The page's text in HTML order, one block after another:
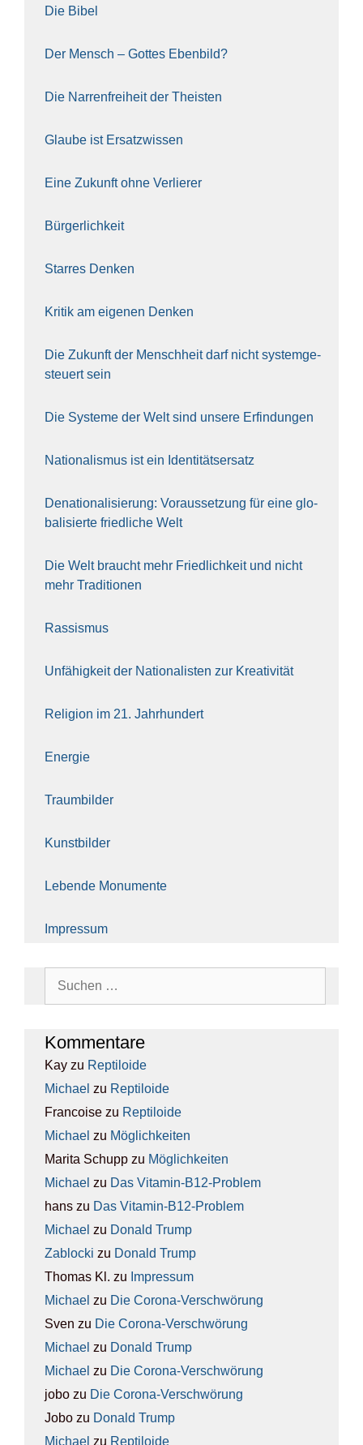
Die Bibel
Der Mensch – Got­tes Eben­bild?
Die Nar­ren­frei­heit der The­is­ten
Glau­be ist Ersatz­wis­sen
Eine Zukunft ohne Ver­lie­rer
Bür­ger­lich­keit
Star­res Den­ken
Kri­tik am eige­nen Den­ken
Die Zukunft der Mensch­heit darf nicht sys­tem­ge­
steu­ert sein
Die Sys­te­me der Welt sind unse­re Erfin­dun­gen
Natio­na­lis­mus ist ein Iden­ti­täts­er­satz
Dena­tio­na­li­sie­rung: Vor­aus­set­zung für eine glo­
ba­li­sier­te fried­li­che Welt
Die Welt braucht mehr Fried­lich­keit und nicht
mehr Tra­di­tio­nen
Ras­sis­mus
Unfä­hig­keit der Natio­na­lis­ten zur Krea­ti­vi­tät
Reli­gi­on im 21. Jahr­hun­dert
Ener­gie
Traum­bil­der
Kunst­bil­der
Leben­de Monu­men­te
Impres­sum
Kom­men­ta­re
Kay zu Rep­ti­lo­ide
Michael zu Rep­ti­lo­ide
Francoise zu Rep­ti­lo­ide
Michael zu Mög­lich­kei­ten
Marita Schupp zu Mög­lich­kei­ten
Michael zu Das Vit­amin-B12-Pro­blem
hans zu Das Vit­amin-B12-Pro­blem
Michael zu Donald Trump
Zablocki zu Donald Trump
Thomas Kl. zu Impres­sum
Michael zu Die Coro­na-Ver­schwö­rung
Sven zu Die Coro­na-Ver­schwö­rung
Michael zu Donald Trump
Michael zu Die Coro­na-Ver­schwö­rung
jobo zu Die Coro­na-Ver­schwö­rung
Jobo zu Donald Trump
Michael zu Rep­ti­lo­ide